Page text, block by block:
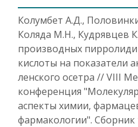
Колумбет А.Д.,
Коляда М.Н., Кудрявцев
производных
кислоты на показатели
ленского осетра // VIII
конференция
аспекты химии,
фармакологии". Сборник